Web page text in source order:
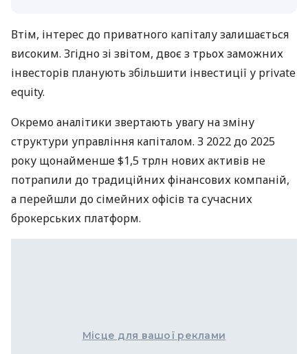
Втім, інтерес до приватного капіталу залишається
високим. Згідно зі звітом, двоє з трьох заможних
інвесторів планують збільшити інвестиції у private
equity.
Окремо аналітики звертають увагу на зміну
структури управління капіталом. З 2022 до 2025
року щонайменше $1,5 трлн нових активів не
потрапили до традиційних фінансових компаній,
а перейшли до сімейних офісів та сучасних
брокерських платформ.
Місце для вашої реклами